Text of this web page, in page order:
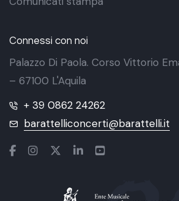
Connessi con noi
Palazzo Di Paola. Corso Vittorio
– 67100 L'Aquila
+ 39 0862 24262
barattelliconcerti@barattelli.it